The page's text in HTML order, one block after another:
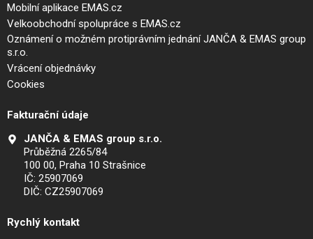
Mobilní aplikace EMAS.cz
Velkoobchodní spolupráce s EMAS.cz
Oznámení o možném protiprávním jednání JANČA & EMAS group
s.r.o.
Vrácení objednávky
Cookies
Fakturační údaje
JANČA & EMAS group s.r.o.
Průběžná 2265/84
100 00, Praha 10 Strašnice
IČ: 25907069
DIČ: CZ25907069
Rychlý kontakt